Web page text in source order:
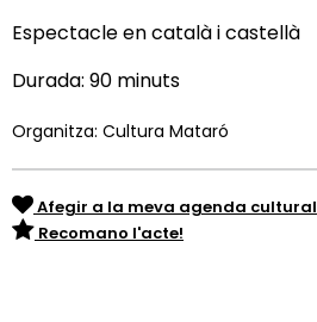
Espectacle en català i castellà
Durada: 90 minuts
Organitza: Cultura Mataró
Afegir a la meva agenda cultural
Recomano l'acte!